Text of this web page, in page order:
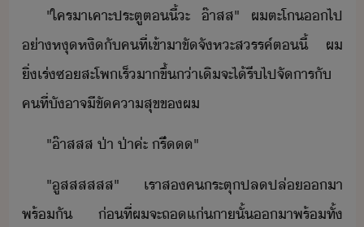
"​ใคร​า​เคาะ​ประตู​ตี้​ะ​ ​๊า​สส​"​ ​ผ​ตะโ​​ไป​
่า​หุหิ​ั​คที​่​เข้าา​ขัจัหะ​สรรค์​ตี้​ ​ผ​
ิ่​เร่​ซ​สะโพ​เร็​าขึ้​่า​เิ​จะ​ไ้​รี​ไป​จัาร​ั​
คที​่​ัาจ​ี​ขั​คาสุข​ข​ผ
"​๊า​สสส​ ​ป่า​ ​ป่า​ค่ะ​ ​รี​ํ​"
"​ู​สสส​สสส​"​ ​เรา​ส​ค​ระตุ​ปลปล่​า​
พร้ั​ ​่ที่​ผ​จะ​ถ​แ่​า​ั้​า​พร้ทั้​